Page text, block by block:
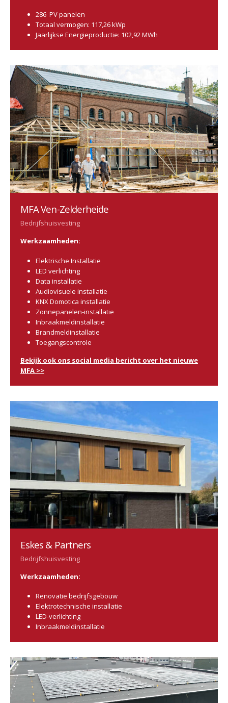
286 PV panelen
Totaal vermogen: 117,26 kWp
Jaarlijkse Energieproductie: 102,92 MWh
MFA Ven-Zelderheide
Bedrijfshuisvesting
Werkzaamheden:
Elektrische Installatie
LED verlichting
Data installatie
Audiovisuele installatie
KNX Domotica installatie
Zonnepanelen-installatie
Inbraakmeldinstallatie
Brandmeldinstallatie
Toegangscontrole
Bekijk ook ons social media bericht over het nieuwe
MFA >>
Eskes & Partners
Bedrijfshuisvesting
Werkzaamheden:
Renovatie bedrijfsgebouw
Elektrotechnische installatie
LED-verlichting
Inbraakmeldinstallatie